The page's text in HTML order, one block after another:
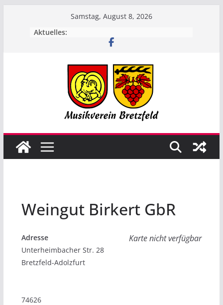
Samstag, August 8, 2026
Aktuelles:
Weingut Birkert GbR
Karte nicht verfügbar
Adresse
Unterheimbacher Str. 28
Bretzfeld-Adolzfurt
74626